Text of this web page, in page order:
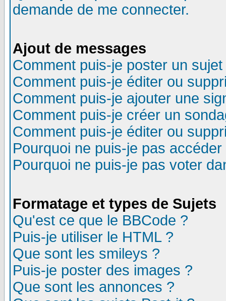
demande de me connecter.
Ajout de messages
Comment puis-je poster un
Comment puis-je éditer ou
Comment puis-je ajouter une
Comment puis-je créer un
Comment puis-je éditer ou
Pourquoi ne puis-je pas
Pourquoi ne puis-je pas voter
Formatage et types de Sujets
Qu'est ce que le BBCode ?
Puis-je utiliser le HTML ?
Que sont les smileys ?
Puis-je poster des images ?
Que sont les annonces ?